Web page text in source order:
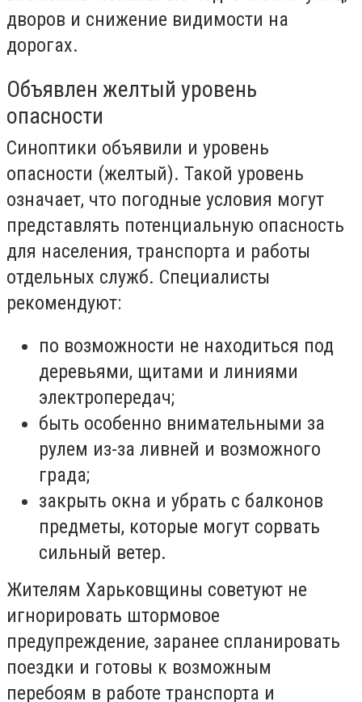
дворов и снижение видимости на
дорогах.
Объявлен желтый уровень
опасности
Синоптики объявили и уровень
опасности (желтый). Такой уровень
означает, что погодные условия могут
представлять потенциальную опасность
для населения, транспорта и работы
отдельных служб. Специалисты
рекомендуют:
по возможности не находиться под
деревьями, щитами и линиями
электропередач;
быть особенно внимательными за
рулем из-за ливней и возможного
града;
закрыть окна и убрать с балконов
предметы, которые могут сорвать
сильный ветер.
Жителям Харьковщины советуют не
игнорировать штормовое
предупреждение, заранее спланировать
поездки и готовы к возможным
перебоям в работе транспорта и